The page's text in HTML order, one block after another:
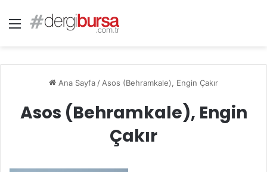
Menü
Ana Sayfa / Asos (Behramkale), Engin Çakır
Asos (Behramkale), Engin
Çakır